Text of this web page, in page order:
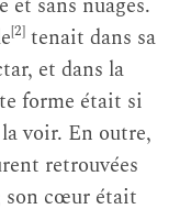
[2] tenait dans sa
et dans la
forme était si
voir. En outre,
retrouvées
son cœur était